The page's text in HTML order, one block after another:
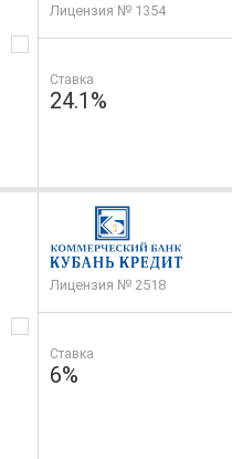
Лицензия № 1354
Ставка
24.1%
Лицензия № 2518
Ставка
6%